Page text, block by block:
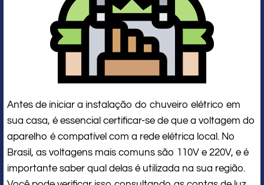
Antes de iniciar a instalação do chuveiro elétrico em
sua casa, é essencial certificar-se de que a voltagem do
aparelho é compatível com a rede elétrica local. No
Brasil, as voltagens mais comuns são 110V e 220V, e é
importante saber qual delas é utilizada na sua região.